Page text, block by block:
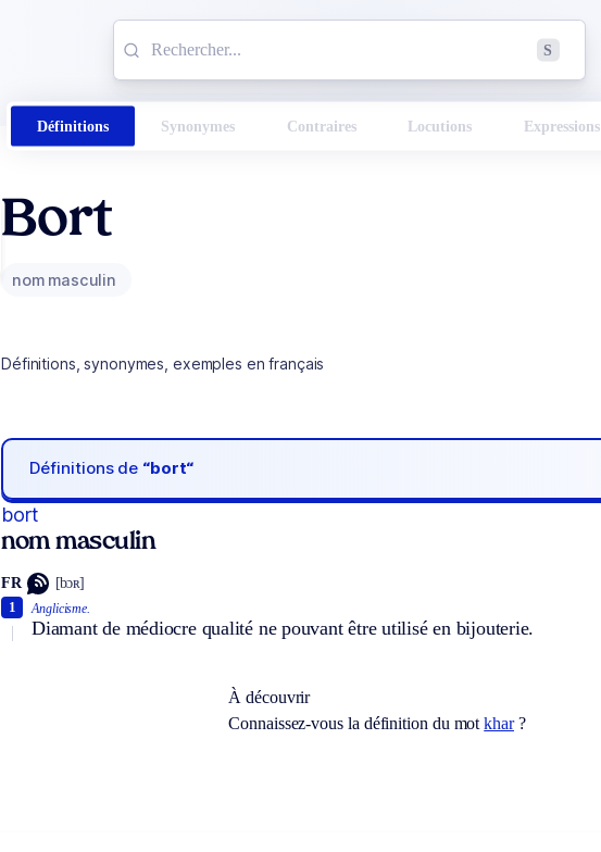
S
Définitions Synonymes Contraires Locutions Expressions
Bort
nom masculin
Définitions, synonymes, exemples en français
Définitions de “bort“
bort
nom masculin
FR [bɔʀ]
Anglicisme.
Diamant de médiocre qualité ne pouvant être utilisé en bijouterie.
1
À découvrir
Connaissez-vous la définition du motkhar?